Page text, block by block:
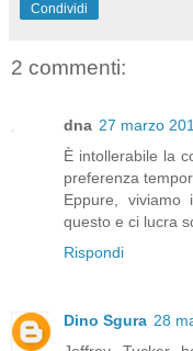
Condividi
2 commenti:
dna 27 marzo
È intollerabile la
preferenza
Eppure,
questo e ci lucra
Rispondi
Dino Sgura 28